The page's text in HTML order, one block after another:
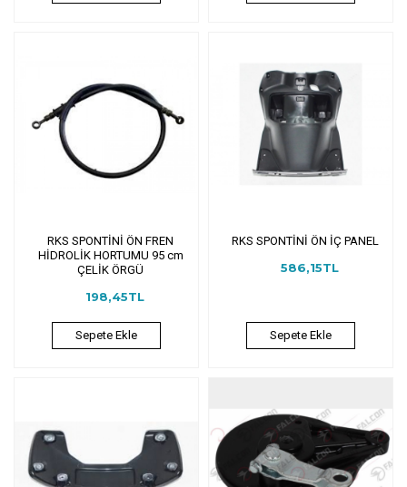
RKS SPONTİNİ ÖN FREN
HİDROLİK HORTUMU 95 cm
ÇELİK ÖRGÜ
198,45TL
Sepete Ekle
RKS SPONTİNİ ÖN İÇ PANEL
586,15TL
Sepete Ekle